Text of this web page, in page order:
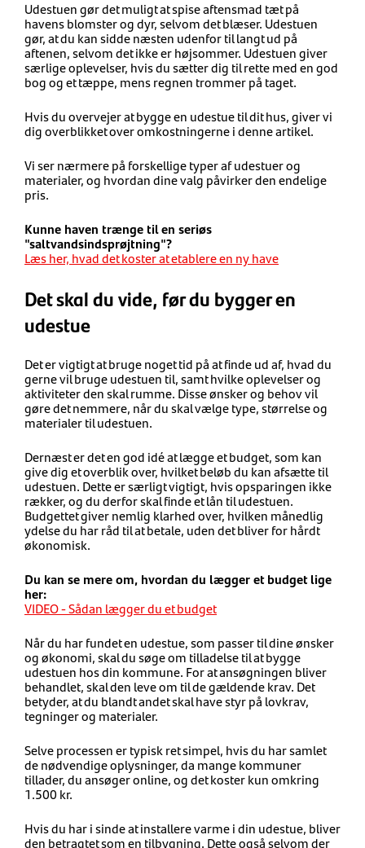
Udestuen gør det muligt at spise aftensmad tæt på
havens blomster og dyr, selvom det blæser. Udestuen
gør, at du kan sidde næsten udenfor til langt ud på
aftenen, selvom det ikke er højsommer. Udestuen giver
særlige oplevelser, hvis du sætter dig til rette med en god
bog og et tæppe, mens regnen trommer på taget.
Hvis du overvejer at bygge en udestue til dit hus, giver vi
dig overblikket over omkostningerne i denne artikel.
Vi ser nærmere på forskellige typer af udestuer og
materialer, og hvordan dine valg påvirker den endelige
pris.
Kunne haven trænge til en seriøs
"saltvandsindsprøjtning"?
Læs her, hvad det koster at etablere en ny have
Det skal du vide, før du bygger en
udestue
Det er vigtigt at bruge noget tid på at finde ud af, hvad du
gerne vil bruge udestuen til, samt hvilke oplevelser og
aktiviteter den skal rumme. Disse ønsker og behov vil
gøre det nemmere, når du skal vælge type, størrelse og
materialer til udestuen.
Dernæst er det en god idé at lægge et budget, som kan
give dig et overblik over, hvilket beløb du kan afsætte til
udestuen. Dette er særligt vigtigt, hvis opsparingen ikke
rækker, og du derfor skal finde et lån til udestuen.
Budgettet giver nemlig klarhed over, hvilken månedlig
ydelse du har råd til at betale, uden det bliver for hårdt
økonomisk.
Du kan se mere om, hvordan du lægger et budget lige
her:
VIDEO - Sådan lægger du et budget
Når du har fundet en udestue, som passer til dine ønsker
og økonomi, skal du søge om tilladelse til at bygge
udestuen hos din kommune. For at ansøgningen bliver
behandlet, skal den leve om til de gældende krav. Det
betyder, at du blandt andet skal have styr på lovkrav,
tegninger og materialer.
Selve processen er typisk ret simpel, hvis du har samlet
de nødvendige oplysninger, da mange kommuner
tillader, du ansøger online, og det koster kun omkring
1.500 kr.
Hvis du har i sinde at installere varme i din udestue, bliver
den betragtet som en tilbygning. Dette også selvom der